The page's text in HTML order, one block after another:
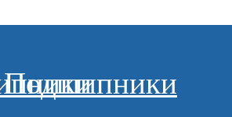
Подшипники